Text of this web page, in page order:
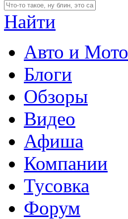
Найти
Авто и Мото
Блоги
Обзоры
Видео
Афиша
Компании
Тусовка
Форум